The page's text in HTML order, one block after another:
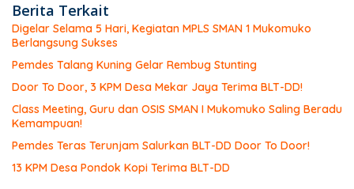
Berita Terkait
Digelar Selama 5 Hari, Kegiatan MPLS SMAN 1 Mukomuko
Berlangsung Sukses
Pemdes Talang Kuning Gelar Rembug Stunting
Door To Door, 3 KPM Desa Mekar Jaya Terima BLT-DD!
Class Meeting, Guru dan OSIS SMAN I Mukomuko Saling Beradu
Kemampuan!
Pemdes Teras Terunjam Salurkan BLT-DD Door To Door!
13 KPM Desa Pondok Kopi Terima BLT-DD